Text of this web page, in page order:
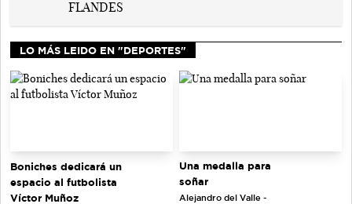
LO MÁS LEIDO EN "DEPORTES"
Boniches dedicará un
espacio al futbolista
Víctor Muñoz
Una medalla para
soñar
Alejandro del Valle -